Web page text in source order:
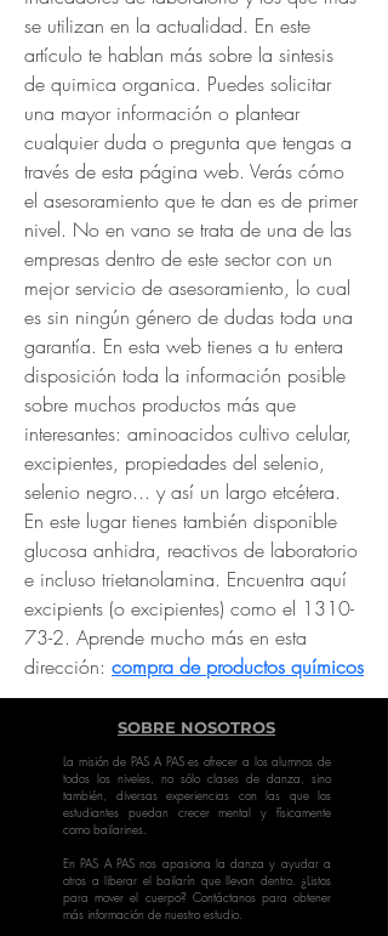
se utilizan en la actualidad. En este
artículo te hablan más sobre la sintesis
de quimica organica. Puedes solicitar
una mayor información o plantear
cualquier duda o pregunta que tengas a
través de esta página web. Verás cómo
el asesoramiento que te dan es de primer
nivel. No en vano se trata de una de las
empresas dentro de este sector con un
mejor servicio de asesoramiento, lo cual
es sin ningún género de dudas toda una
garantía. En esta web tienes a tu entera
disposición toda la información posible
sobre muchos productos más que
interesantes: aminoacidos cultivo celular,
excipientes, propiedades del selenio,
selenio negro... y así un largo etcétera.
En este lugar tienes también disponible
glucosa anhidra, reactivos de laboratorio
e incluso trietanolamina. Encuentra aquí
excipients (o excipientes) como el 1310-
73-2. Aprende mucho más en esta
dirección: compra de productos químicos
SOBRE NOSOTROS
La misión de PAS A PAS es ofrecer a los alumnos de
todos los niveles, no sólo clases de danza, sino
también, diversas experiencias con las que los
estudiantes puedan crecer mental y físicamente
como bailarines.
En PAS A PAS nos apasiona la danza y ayudar a
otros a liberar el bailarín que llevan dentro. ¿Listos
para mover el cuerpo? Contáctanos para obtener
más información de nuestro estudio.